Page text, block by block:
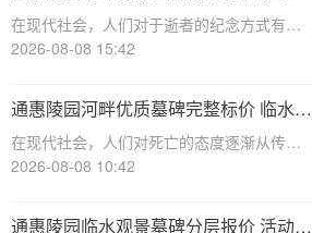
护费用无需额外支付详解
在现代社会，人们对于逝者的纪念方式有了
更多的选择和需求。通惠陵园作为一家专业
的服务，其中河畔景观墓碑因其独特的自然
景观和宁静的环境而备受青睐。本文将详细
介绍通惠陵
2026-08-08 15:42
通惠陵园河畔优质墓碑完整标价 临水景
观无需额外加价详解
在现代社会，人们对死亡的态度逐渐从传统
的敬畏转向现代的尊重与关怀。随着生活水
品质与个性。通惠陵园作为一家知名的陵园
2026-08-08 10:42
通惠陵园临水观景墓碑分层报价 活动期